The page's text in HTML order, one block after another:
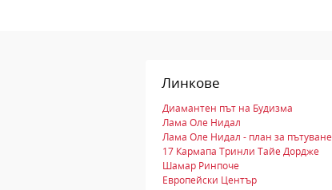
Линкове
Диамантен път на Будизма
Лама Оле Нидал
Лама Оле Нидал - план за пътуване
17 Кармапа Тринли Тайе Дордже
Шамар Ринпоче
Европейски Център